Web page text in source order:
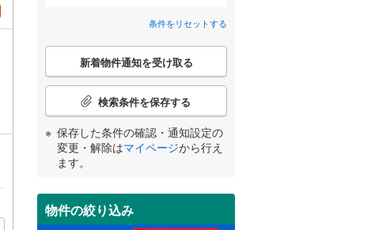
条件をリセットする
こ
検
条
件
受
け
新着物件通知を受け取る
検索条件を保存する
保存した条件の確認・通知設定の
変更・解除はマイページから行え
ます。
物件の絞り込み
条件をリセットする
条件をリセットする
条件をリセットする
条件をリセットする
条件をリセットする
小学校まで1km以内（0）
南道路（0）
条件をリセットする